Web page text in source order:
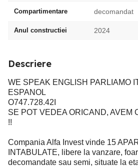
Compartimentare decomandat
Anul constructiei 2024
Descriere
WE SPEAK ENGLISH PARLIAMO
ESPANOL
O747.728.42I
SE POT VEDEA ORICAND, AVEM
!!
Compania Alfa Invest vinde 15
INTABULATE, libere la vanzare,
decomandate sau semi, situate la